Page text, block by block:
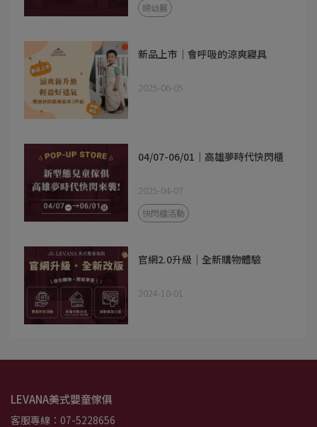
婦幼展
新品上市｜會呼吸的涼爽寢具
2025-06-05
04/07-06/01｜高雄夢時代快閃櫃
2025-04-07
快閃櫃活動
官網2.0升級｜全新購物體驗
2024-10-01
LEVANA美式嬰童傢俱
客服專線：07-5228656